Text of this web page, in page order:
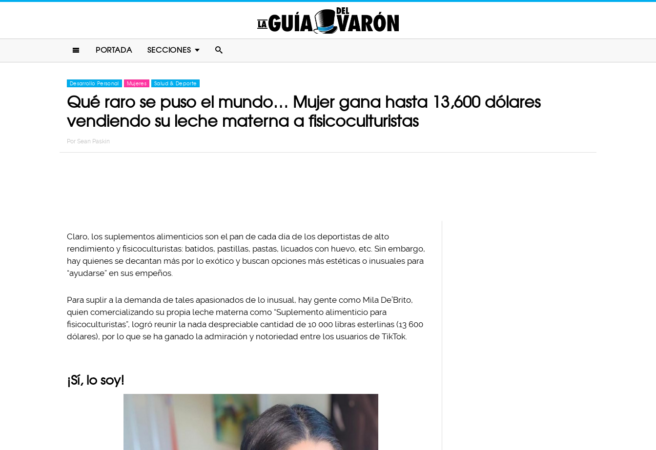
PORTADA SECCIONES
Desarrollo Personal Mujeres Salud & Deporte
Qué raro se puso el mundo… Mujer gana hasta 13,600 dólares
vendiendo su leche materna a fisicoculturistas
Por Sean Paskin
Claro, los suplementos alimenticios son el pan de cada día de los deportistas de alto
rendimiento y fisicoculturistas: batidos, pastillas, pastas, licuados con huevo, etc. Sin embargo,
hay quienes se decantan más por lo exótico y buscan opciones más estéticas o inusuales para
“ayudarse” en sus empeños.
Para suplir a la demanda de tales apasionados de lo inusual, hay gente como Mila De’Brito,
quien comercializando su propia leche materna como “Suplemento alimenticio para
fisicoculturistas”, logró reunir la nada despreciable cantidad de 10 000 libras esterlinas (13 600
dólares), por lo que se ha ganado la admiración y notoriedad entre los usuarios de TikTok.
¡Sí, lo soy!